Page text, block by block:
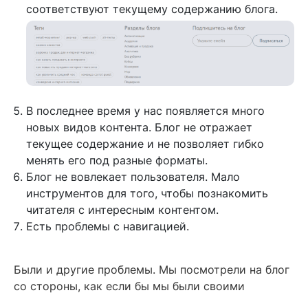
соответствуют текущему содержанию блога.
В последнее время у нас появляется много
новых видов контента. Блог не отражает
текущее содержание и не позволяет гибко
менять его под разные форматы.
Блог не вовлекает пользователя. Мало
инструментов для того, чтобы познакомить
читателя с интересным контентом.
Есть проблемы с навигацией.
Были и другие проблемы. Мы посмотрели на блог
со стороны, как если бы мы были своими